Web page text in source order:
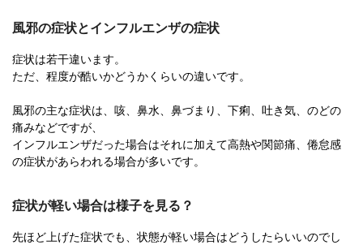
風邪の症状とインフルエンザの症状
症状は若干違います。
ただ、程度が酷いかどうかくらいの違いです。
風邪の主な症状は、咳、鼻水、鼻づまり、下痢、吐き気、のどの
痛みなどですが、
インフルエンザだった場合はそれに加えて高熱や関節痛、倦怠感
の症状があらわれる場合が多いです。
症状が軽い場合は様子を見る？
先ほど上げた症状でも、状態が軽い場合はどうしたらいいのでし